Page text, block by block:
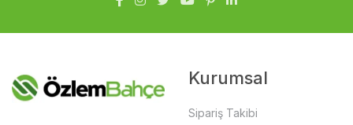
Kurumsal
Sipariş Takibi